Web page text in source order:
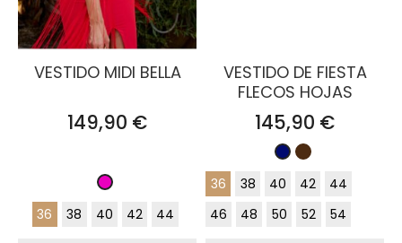
VESTIDO MIDI BELLA
Precio
149,90 €
Fucsia
36
38 40 42 44
VESTIDO DE FIESTA
FLECOS HOJAS
Precio
145,90 €
Azul
Marino
Marrón
Chocolate
36 38 40 42
44
46
48 50 52 54